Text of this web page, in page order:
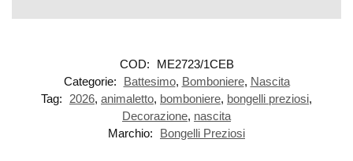
COD:
ME2723/1CEB
Categorie:
Battesimo, Bomboniere, Nascita
Tag:
2026, animaletto, bomboniere, bongelli preziosi,
Decorazione, nascita
Marchio:
Bongelli Preziosi